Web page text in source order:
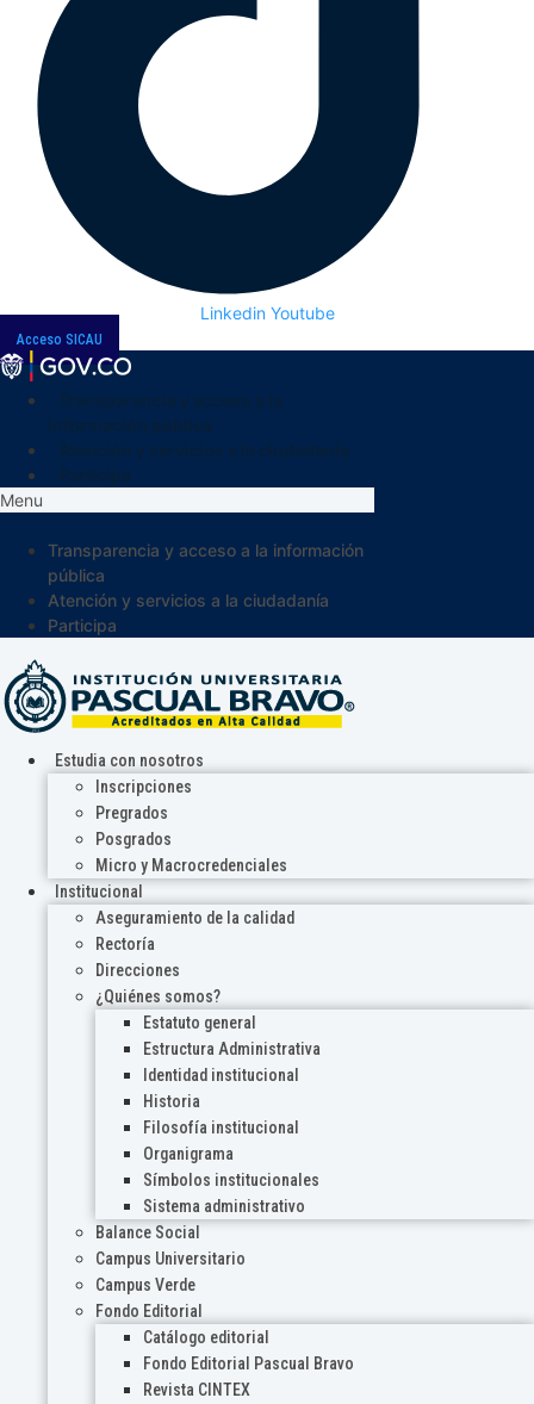
Linkedin Youtube
Acceso SICAU
Menu
Transparencia y acceso a la información
pública
Atención y servicios a la ciudadanía
Participa
Estudia con nosotros
Inscripciones
Pregrados
Posgrados
Micro y Macrocredenciales
Institucional
Aseguramiento de la calidad
Rectoría
Direcciones
¿Quiénes somos?
Estatuto general
Estructura Administrativa
Identidad institucional
Historia
Filosofía institucional
Organigrama
Símbolos institucionales
Sistema administrativo
Balance Social
Campus Universitario
Campus Verde
Fondo Editorial
Catálogo editorial
Fondo Editorial Pascual Bravo
Revista CINTEX